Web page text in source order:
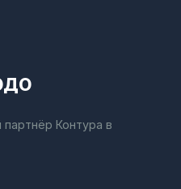
Контура в